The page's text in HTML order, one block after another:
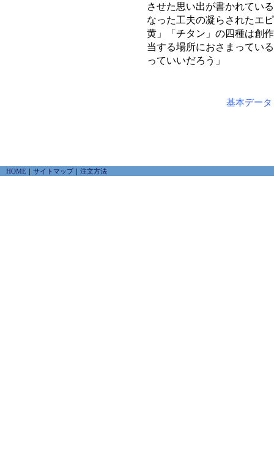
させた思い出が書かれてい
なった工夫の凝らされたエ
黄」「チタン」の四種は創
当する場所におさまってい
っていいだろう」
基本データ
HOME サイトマップ 注文方法